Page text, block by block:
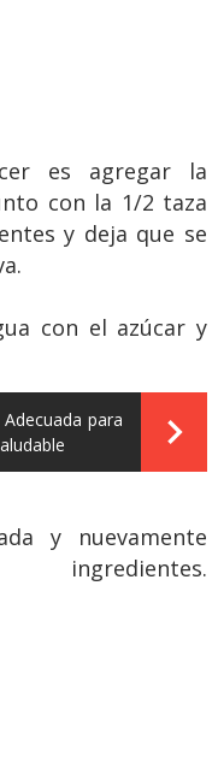
es agregar la
con la 1/2 taza
y deja que se
con el azúcar y
para
y nuevamente